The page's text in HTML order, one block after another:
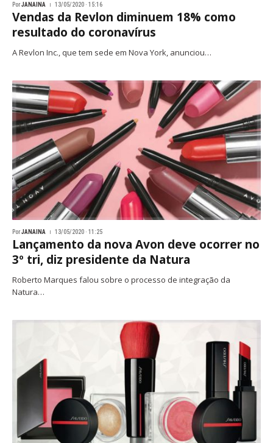
PorJANAINA 13/05/2020 · 15:16
Vendas da Revlon diminuem 18% como
resultado do coronavírus
A Revlon Inc., que tem sede em Nova York, anunciou…
PorJANAINA 13/05/2020 · 11:25
Lançamento da nova Avon deve ocorrer no
3º tri, diz presidente da Natura
Roberto Marques falou sobre o processo de integração da
Natura…